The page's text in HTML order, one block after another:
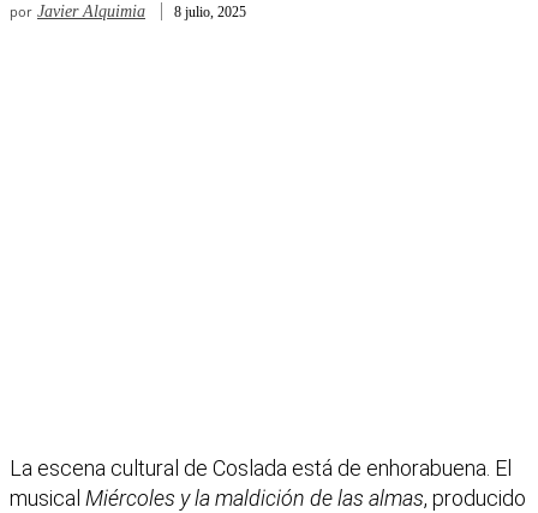
por Javier Alquimia 8 julio, 2025
La escena cultural de Coslada está de enhorabuena. El
musical Miércoles y la maldición de las almas, producido